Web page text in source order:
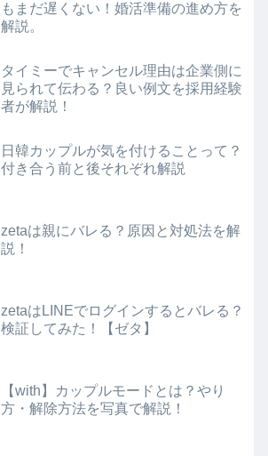
もまだ遅くない！婚活準備の進め方を
解説。
タイミーでキャンセル理由は企業側に
見られて伝わる？良い例文を採用経験
者が解説！
日韓カップルが気を付けることって？
付き合う前と後それぞれ解説
zetaは親にバレる？原因と対処法を解
説！
zetaはLINEでログインするとバレる？
検証してみた！【ゼタ】
【with】カップルモードとは？やり
方・解除方法を写真で解説！